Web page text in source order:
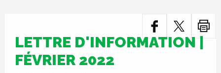
LETTRE D'INFORMATION |
FÉVRIER 2022